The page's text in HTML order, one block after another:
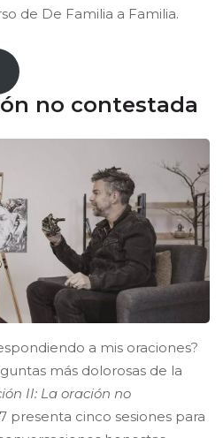
de De Familia a Familia.
no contestada
a mis oraciones?
más dolorosas de la
II: La oración no
presenta cinco sesiones para